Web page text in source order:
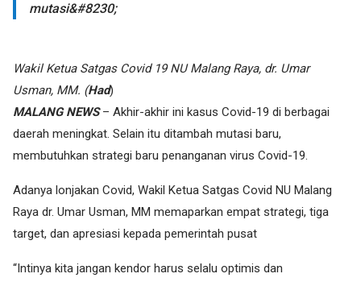
mutasi&#8230;
Wakil Ketua Satgas Covid 19 NU Malang Raya, dr. Umar
Usman, MM. (Had)
MALANG NEWS– Akhir-akhir ini kasus Covid-19 di berbagai
daerah meningkat. Selain itu ditambah mutasi baru,
membutuhkan strategi baru penanganan virus Covid-19.
Adanya lonjakan Covid, Wakil Ketua Satgas Covid NU Malang
Raya dr. Umar Usman, MM memaparkan empat strategi, tiga
target, dan apresiasi kepada pemerintah pusat
“Intinya kita jangan kendor harus selalu optimis dan